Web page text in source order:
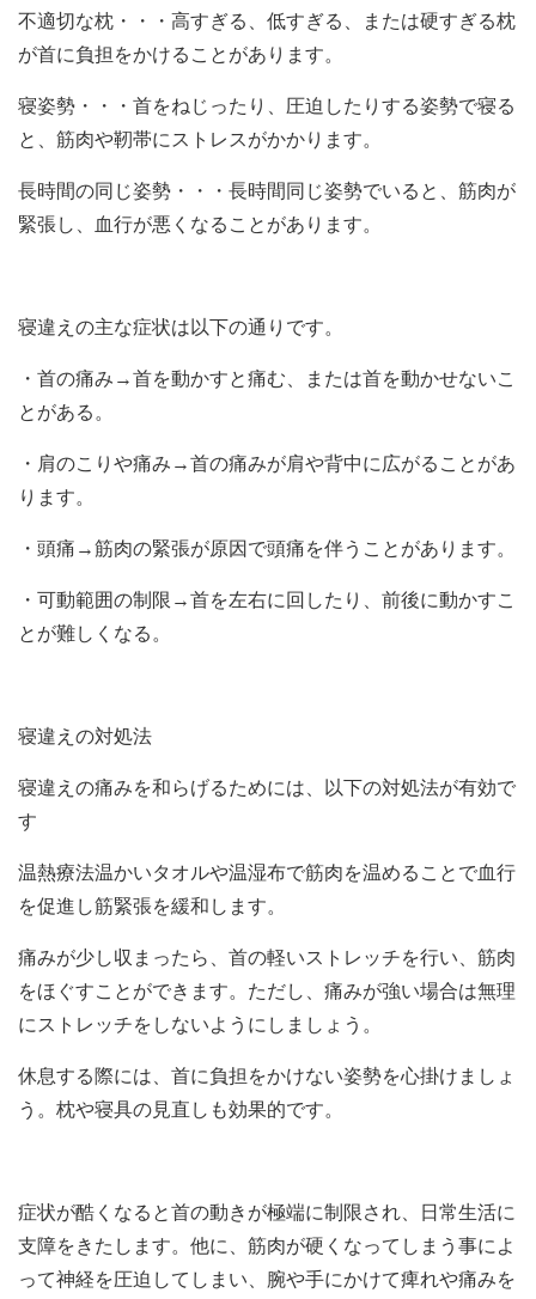
不適切な枕・・・高すぎる、低すぎる、または硬すぎる枕
が首に負担をかけることがあります。
寝姿勢・・・首をねじったり、圧迫したりする姿勢で寝る
と、筋肉や靭帯にストレスがかかります。
長時間の同じ姿勢・・・長時間同じ姿勢でいると、筋肉が
緊張し、血行が悪くなることがあります。
寝違えの主な症状は以下の通りです。
・首の痛み→首を動かすと痛む、または首を動かせないこ
とがある。
・肩のこりや痛み→首の痛みが肩や背中に広がることがあ
ります。
・頭痛→筋肉の緊張が原因で頭痛を伴うことがあります。
・可動範囲の制限→首を左右に回したり、前後に動かすこ
とが難しくなる。
寝違えの対処法
寝違えの痛みを和らげるためには、以下の対処法が有効で
す
温熱療法温かいタオルや温湿布で筋肉を温めることで血行
を促進し筋緊張を緩和します。
痛みが少し収まったら、首の軽いストレッチを行い、筋肉
をほぐすことができます。ただし、痛みが強い場合は無理
にストレッチをしないようにしましょう。
休息する際には、首に負担をかけない姿勢を心掛けましょ
う。枕や寝具の見直しも効果的です。
症状が酷くなると首の動きが極端に制限され、日常生活に
支障をきたします。他に、筋肉が硬くなってしまう事によ
って神経を圧迫してしまい、腕や手にかけて痺れや痛みを